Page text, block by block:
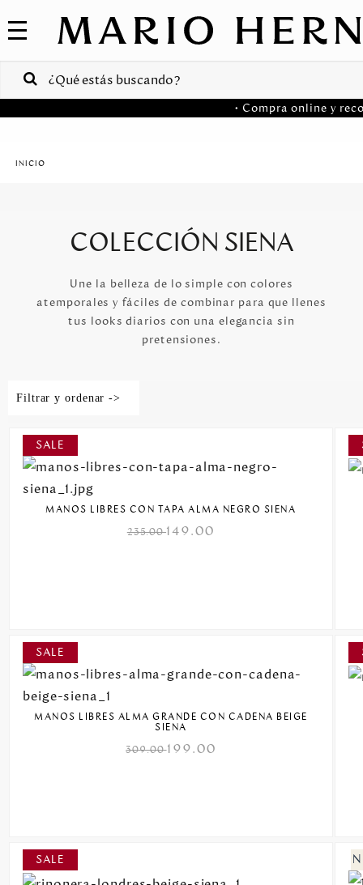
COLECCIONES
VENTAS
Costa
Venezuela
• Compra online y
COLECCIÓN SIENA
Une la belleza de lo simple con colores
atemporales y fáciles de combinar para que llenes
tus looks diarios con una elegancia sin
pretensiones.
Filtrar y ordenar ->
MANOS LIBRES CON TAPA ALMA NEGRO SIENA
235.00149.00
MANOS LIBRES ALMA GRANDE CON CADENA BEIGE
SIENA
309.00199.00